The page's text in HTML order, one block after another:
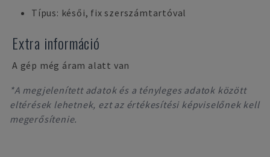
Típus: késői, fix szerszámtartóval
Extra információ
A gép még áram alatt van
*A megjelenített adatok és a tényleges adatok között
eltérések lehetnek, ezt az értékesítési képviselőnek kell
megerősítenie.